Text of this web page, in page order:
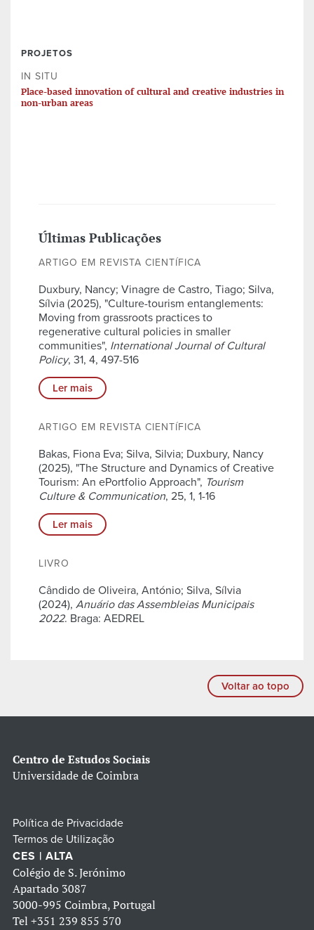
PROJETOS
IN SITU
Place-based innovation of cultural and creative industries in
non-urban areas
Últimas Publicações
ARTIGO EM REVISTA CIENTÍFICA
Duxbury, Nancy; Vinagre de Castro, Tiago; Silva,
Sílvia (2025), "Culture-tourism entanglements:
Moving from grassroots practices to
regenerative cultural policies in smaller
communities", International Journal of Cultural
Policy, 31, 4, 497-516
Ler mais
ARTIGO EM REVISTA CIENTÍFICA
Bakas, Fiona Eva; Silva, Silvia; Duxbury, Nancy
(2025), "The Structure and Dynamics of Creative
Tourism: An ePortfolio Approach", Tourism
Culture & Communication, 25, 1, 1-16
Ler mais
LIVRO
Cândido de Oliveira, António; Silva, Sílvia
(2024), Anuário das Assembleias Municipais
2022. Braga: AEDREL
Voltar ao topo
Centro de Estudos Sociais
Universidade de Coimbra
Política de Privacidade
Termos de Utilização
CES | ALTA
Colégio de S. Jerónimo
Apartado 3087
3000-995 Coimbra, Portugal
Tel +351 239 855 570